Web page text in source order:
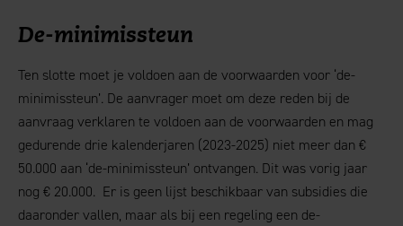
De-minimissteun
Ten slotte moet je voldoen aan de voorwaarden voor ‘de-
minimissteun’. De aanvrager moet om deze reden bij de
aanvraag verklaren te voldoen aan de voorwaarden en mag
gedurende drie kalenderjaren (2023-2025) niet meer dan €
50.000 aan ‘de-minimissteun’ ontvangen. Dit was vorig jaar
nog € 20.000. Er is geen lijst beschikbaar van subsidies die
daaronder vallen, maar als bij een regeling een de-